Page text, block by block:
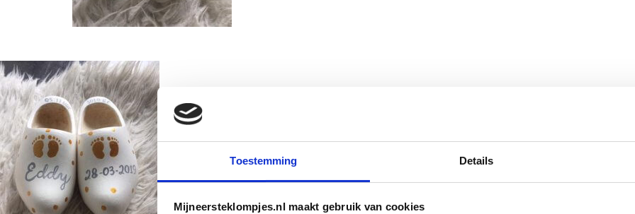
Toestemming Details
Mijneersteklompjes.nl maakt gebruik van cookies